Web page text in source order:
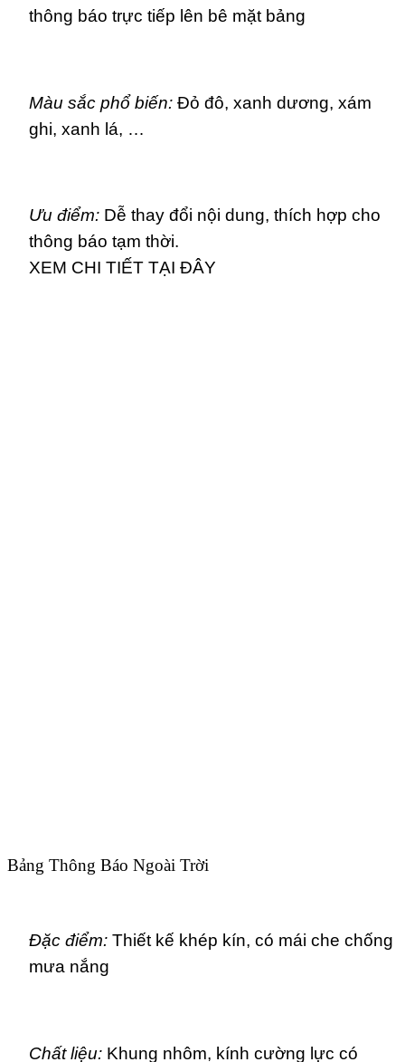
thông báo trực tiếp lên bê mặt bảng
Màu sắc phổ biến:Đỏ đô, xanh dương, xám
ghi, xanh lá, …
Ưu điểm:Dễ thay đổi nội dung, thích hợp cho
thông báo tạm thời.
XEM CHI TIẾT TẠI ĐÂY
Bảng Thông Báo Ngoài Trời
Đặc điểm:Thiết kế khép kín, có mái che chống
mưa nắng
Chất liệu:Khung nhôm, kính cường lực có